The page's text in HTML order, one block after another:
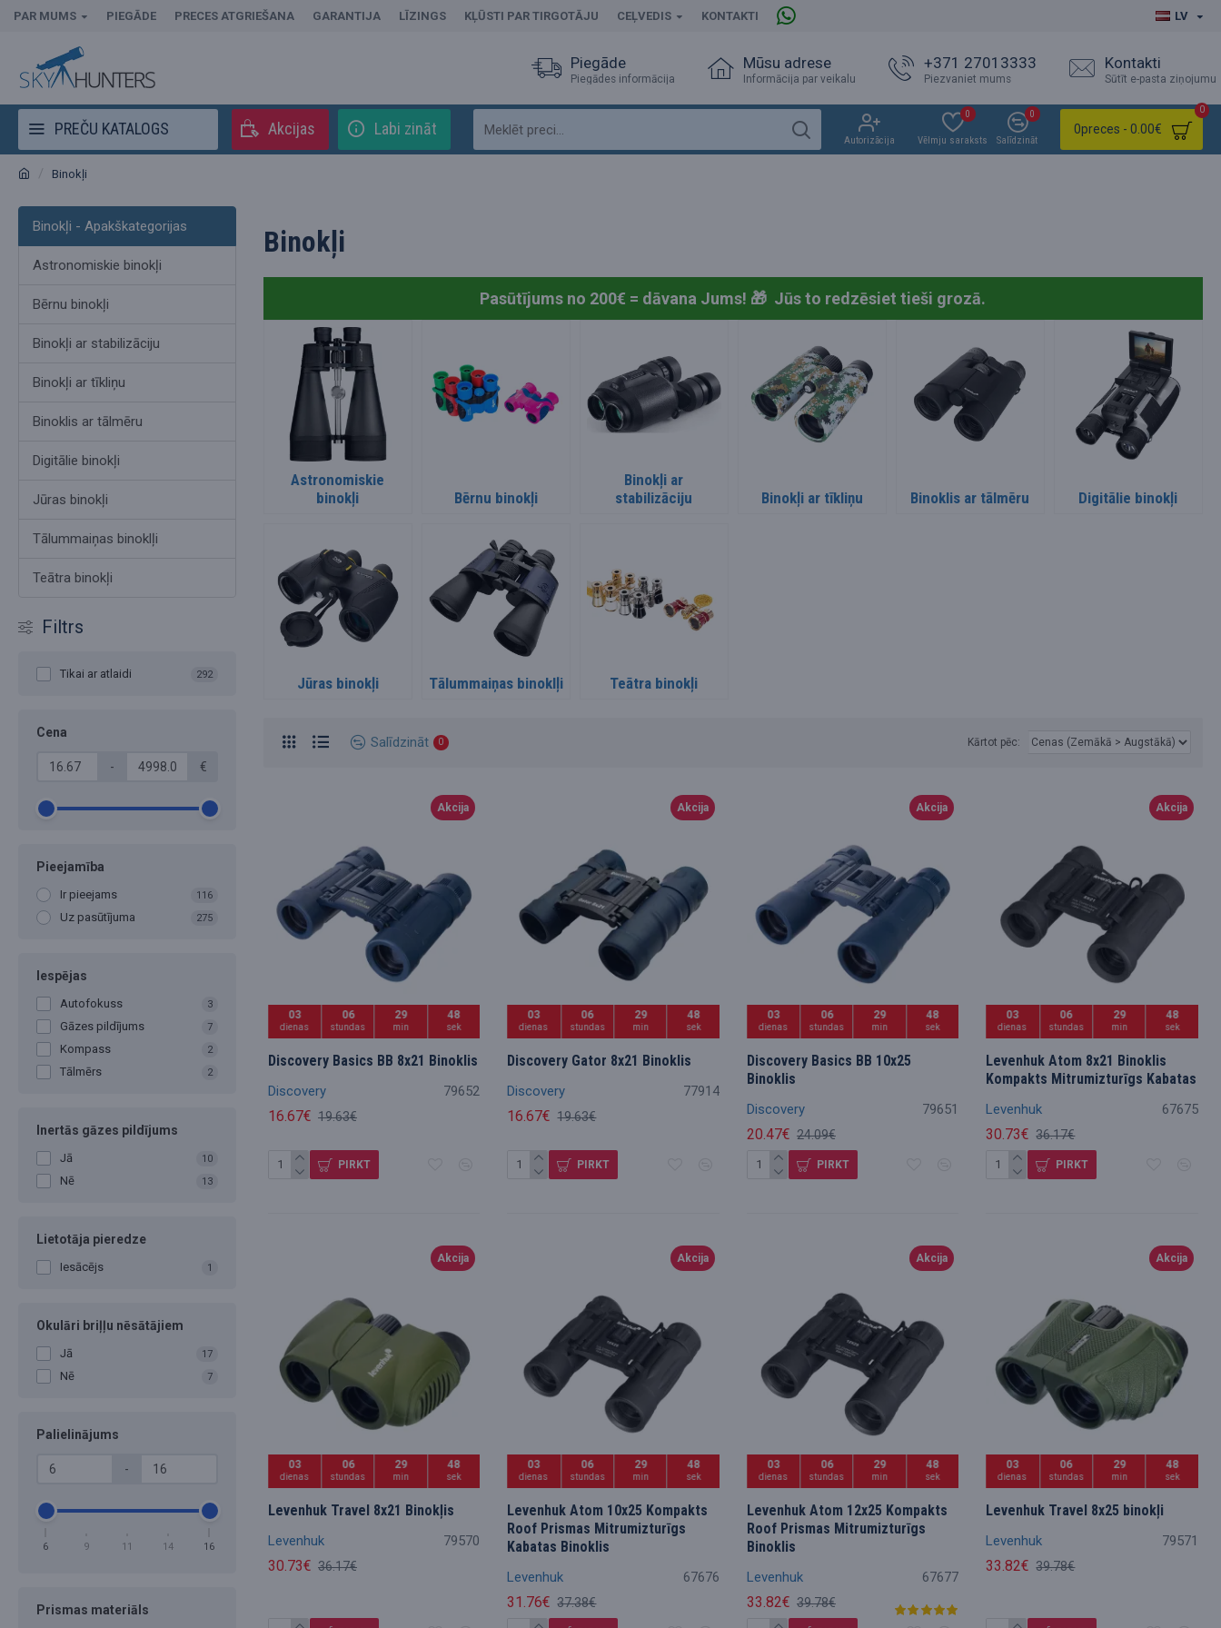
PAR MUMS PIEGĀDE PRECES ATGRIEŠANA GARANTIJA LĪZINGS KĻŪSTI PAR TIRGOTĀJU CEĻVEDIS KONTAKTI LV
Piegāde
Piegādes informācija
Mūsu adrese
Informācija par veikalu
+371 27013333
Piezvaniet mums
Kontakti
Sūtīt e-pasta ziņojumu
PREČU KATALOGS Akcijas Labi zināt
Autorizācija Vēlmju saraksts
0
Salīdzināt
0
0preces - 0.00€
0
Binokļi
Binokļi - Apakškategorijas
Astronomiskie binokļi
Bērnu binokļi
Binokļi ar stabilizāciju
Binokļi ar tīkliņu
Binoklis ar tālmēru
Digitālie binokļi
Jūras binokļi
Tālummaiņas binoklļi
Teātra binokļi
Filtrs
Tikai ar atlaidi 292
Cena
- €
Pieejamība
Ir pieejams 116
Uz pasūtījuma 275
Iespējas
Autofokuss 3
Gāzes pildījums 7
Kompass 2
Tālmērs 2
Inertās gāzes pildījums
Jā 10
Nē 13
Lietotāja pieredze
Iesācējs 1
Okulāri briļļu nēsātājiem
Jā 17
Nē 7
Palielinājums
-
6 9 11 14 16
Prismas materiāls
Binokļi
Pasūtījums no 200€ = dāvana Jums! 🎁 Jūs to redzēsiet tieši grozā.
Astronomiskie
binokļi
Bērnu binokļi
Binokļi ar
stabilizāciju
Binokļi ar tīkliņu Binoklis ar tālmēru Digitālie binokļi
Jūras binokļi Tālummaiņas binoklļi Teātra binokļi
Salīdzināt 0 Kārtot pēc:
Akcija
03
dienas
06
stundas
29
min
47
sek
Discovery 79652
Discovery Basics BB 8x21 Binoklis
16.67€ 19.63€
PIRKT
Akcija
03
dienas
06
stundas
29
min
47
sek
Discovery 77914
Discovery Gator 8x21 Binoklis
16.67€ 19.63€
PIRKT
Akcija
03
dienas
06
stundas
29
min
47
sek
Discovery 79651
Discovery Basics BB 10x25
Binoklis
20.47€ 24.09€
PIRKT
Akcija
03
dienas
06
stundas
29
min
47
sek
Levenhuk 67675
Levenhuk Atom 8x21 Binoklis
Kompakts Mitrumizturīgs Kabatas
30.73€ 36.17€
PIRKT
Akcija
03
dienas
06
stundas
29
min
47
sek
Levenhuk 79570
Levenhuk Travel 8x21 Binokļis
30.73€ 36.17€
Akcija
03
dienas
06
stundas
29
min
47
sek
Levenhuk 67676
Levenhuk Atom 10x25 Kompakts
Roof Prismas Mitrumizturīgs
Kabatas Binoklis
31.76€ 37.38€
Akcija
03
dienas
06
stundas
29
min
47
sek
Levenhuk 67677
Levenhuk Atom 12x25 Kompakts
Roof Prismas Mitrumizturīgs
Binoklis
33.82€ 39.78€
Akcija
03
dienas
06
stundas
29
min
47
sek
Levenhuk 79571
Levenhuk Travel 8x25 binokļi
33.82€ 39.78€